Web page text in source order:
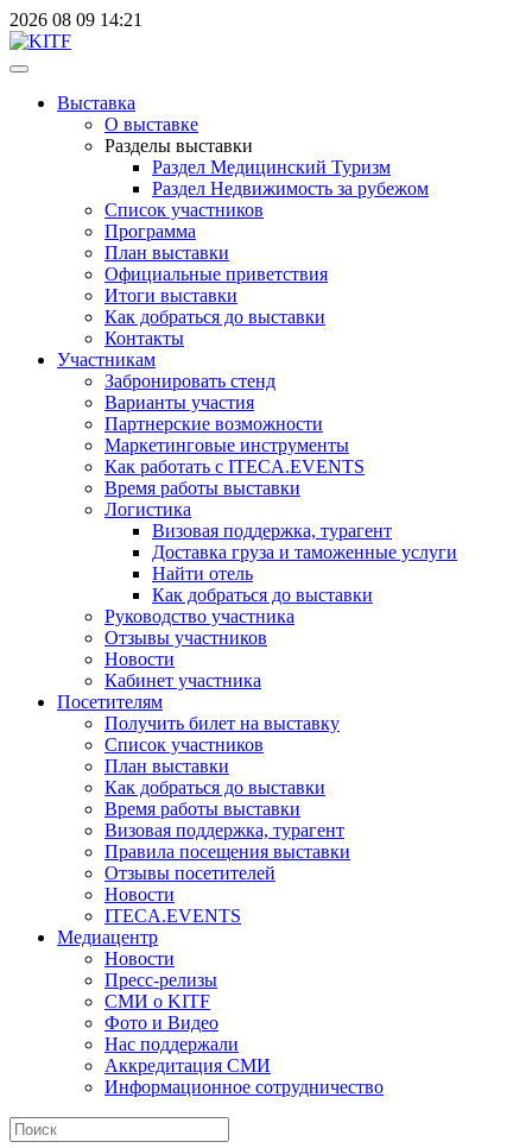
2026 08 09 14:21
Выставка
О выставке
Разделы выставки
Раздел Медицинский Туризм
Раздел Недвижимость за рубежом
Список участников
Программа
План выставки
Официальные приветствия
Итоги выставки
Как добраться до выставки
Контакты
Участникам
Забронировать стенд
Варианты участия
Партнерские возможности
Маркетинговые инструменты
Как работать с ITECA.EVENTS
Время работы выставки
Логистика
Визовая поддержка, турагент
Доставка груза и таможенные услуги
Найти отель
Как добраться до выставки
Руководство участника
Отзывы участников
Новости
Кабинет участника
Посетителям
Получить билет на выставку
Список участников
План выставки
Как добраться до выставки
Время работы выставки
Визовая поддержка, турагент
Правила посещения выставки
Отзывы посетителей
Новости
ITECA.EVENTS
Медиацентр
Новости
Пресс-релизы
СМИ о KITF
Фото и Видео
Нас поддержали
Аккредитация СМИ
Информационное сотрудничество